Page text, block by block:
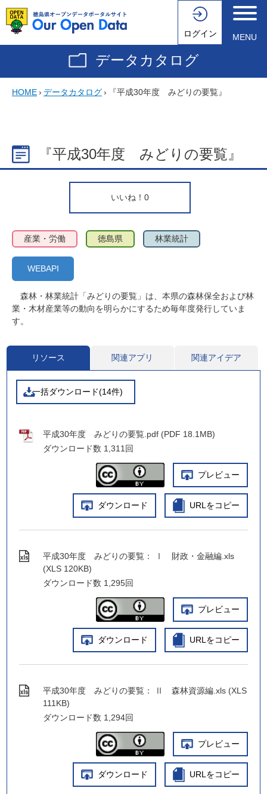
ログイン MENU
データカタログ
HOME› データカタログ› 『平成30年度 みどりの要覧』
『平成30年度 みどりの要覧』
いいね！ 0
産業・労働 徳島県 林業統計
WEBAPI
森林・林業統計「みどりの要覧」は、本県の森林保全および林
業・木材産業等の動向を明らかにするため毎年度発行していま
す。
リソース 関連アプリ 関連アイデア
一括ダウンロード(14件)
平成30年度 みどりの要覧.pdf (PDF 18.1MB)
ダウンロード数 1,311回
プレビュー
ダウンロード URLをコピー
平成30年度 みどりの要覧： Ⅰ 財政・金融編.xls
(XLS 120KB)
ダウンロード数 1,295回
プレビュー
ダウンロード URLをコピー
平成30年度 みどりの要覧： Ⅱ 森林資源編.xls (XLS
111KB)
ダウンロード数 1,294回
プレビュー
ダウンロード URLをコピー